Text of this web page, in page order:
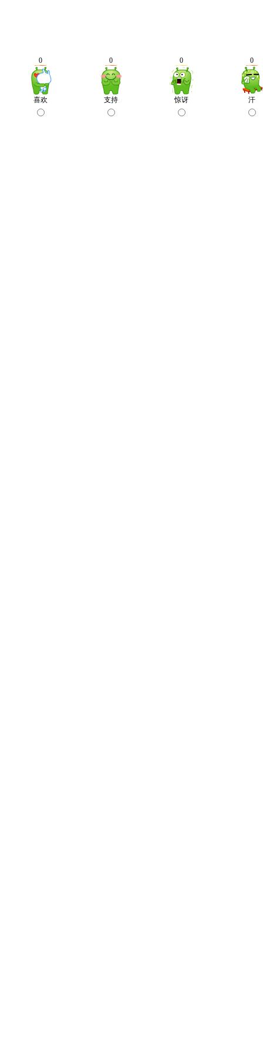
0
喜欢
0
支持
0
惊讶
0
汗